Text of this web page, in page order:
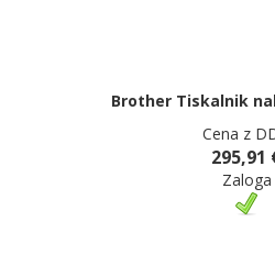
Brother Tiskalnik
Cena z
295,91
Zaloga